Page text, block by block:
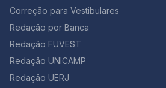
Correção para Vestibulares
Redação por Banca
Redação FUVEST
Redação UNICAMP
Redação UERJ